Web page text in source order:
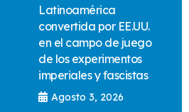
Latinoamérica
convertida por EE.UU.
en el campo de juego
de los experimentos
imperiales y fascistas
Agosto 3, 2026